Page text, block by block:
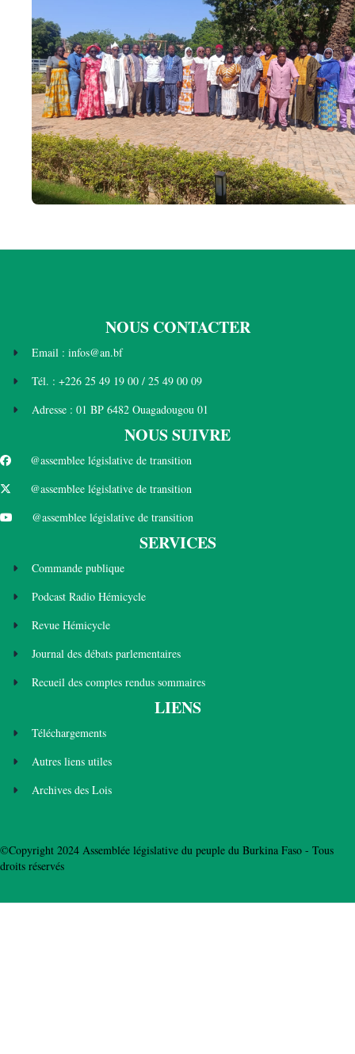
NOUS CONTACTER
Email : infos@an.bf
Tél. : +226 25 49 19 00 / 25 49 00 09
Adresse : 01 BP 6482 Ouagadougou 01
NOUS SUIVRE
@assemblee législative de transition
@assemblee législative de transition
@assemblee législative de transition
SERVICES
Commande publique
Podcast Radio Hémicycle
Revue Hémicycle
Journal des débats parlementaires
Recueil des comptes rendus sommaires
LIENS
Téléchargements
Autres liens utiles
Archives des Lois
©Copyright 2024 Assemblée législative du peuple du Burkina Faso - Tous
droits réservés